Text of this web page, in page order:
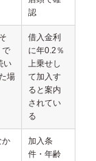
認
で
い
場
借入金利
に年0.2％
上乗せし
て加入す
ると案内
されてい
る
か
加入条
件・年齢